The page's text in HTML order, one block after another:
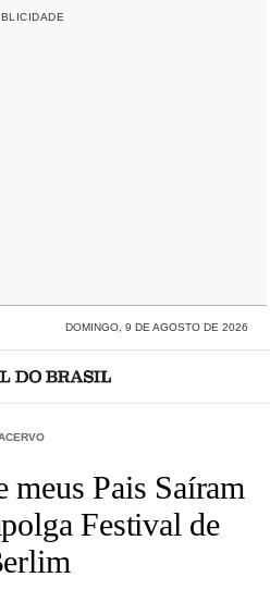
DOMINGO, 9 DE AGOSTO DE 2026
meus Pais Saíram
Festival de